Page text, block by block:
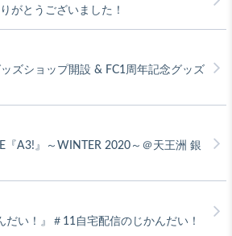
がとうございました！
ズショップ開設 & FC1周年記念グッズ
『A3!』～WINTER 2020～＠天王洲 銀
だい！』＃11自宅配信のじかんだい！